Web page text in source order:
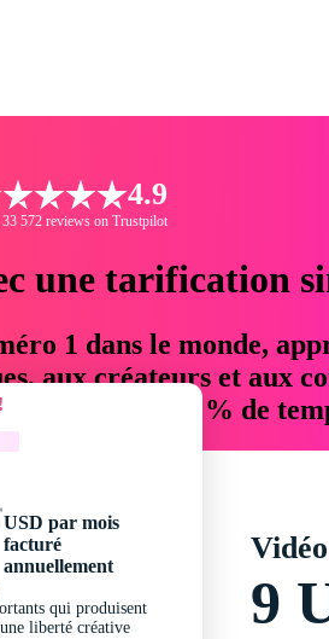
4.9
572 reviews on Trustpilot
une tarification
1 dans le monde,
aux créateurs et aux
jusqu'à 76 % de
USD par mois
facturé
annuellement
qui produisent
liberté créative
9